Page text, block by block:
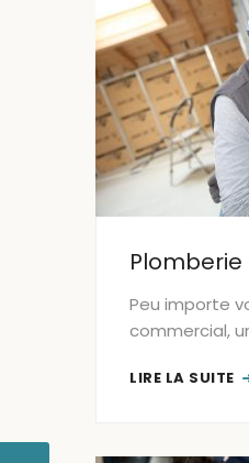
Peu importe
commercial,
LIRE LA SUITE